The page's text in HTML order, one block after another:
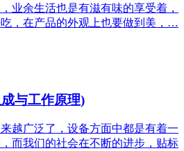
业余生活也是有滋有味的享受着，
，在产品的外观上也要做到美，…
与工作原理)
越广泛了，设备方面中都是有着一
而我们的社会在不断的进步，贴标